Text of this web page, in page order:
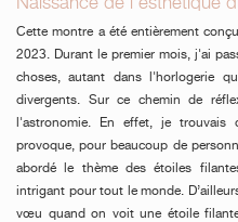
Naissance de l'esthétique
Cette montre a été entièrement
2023. Durant le premier mois, j'ai
choses, autant dans l'horlogerie
divergents. Sur ce chemin de
l'astronomie. En effet, je
provoque, pour beaucoup de
abordé le thème des étoiles
intrigant pour tout le monde.
vœu quand on voit une étoile